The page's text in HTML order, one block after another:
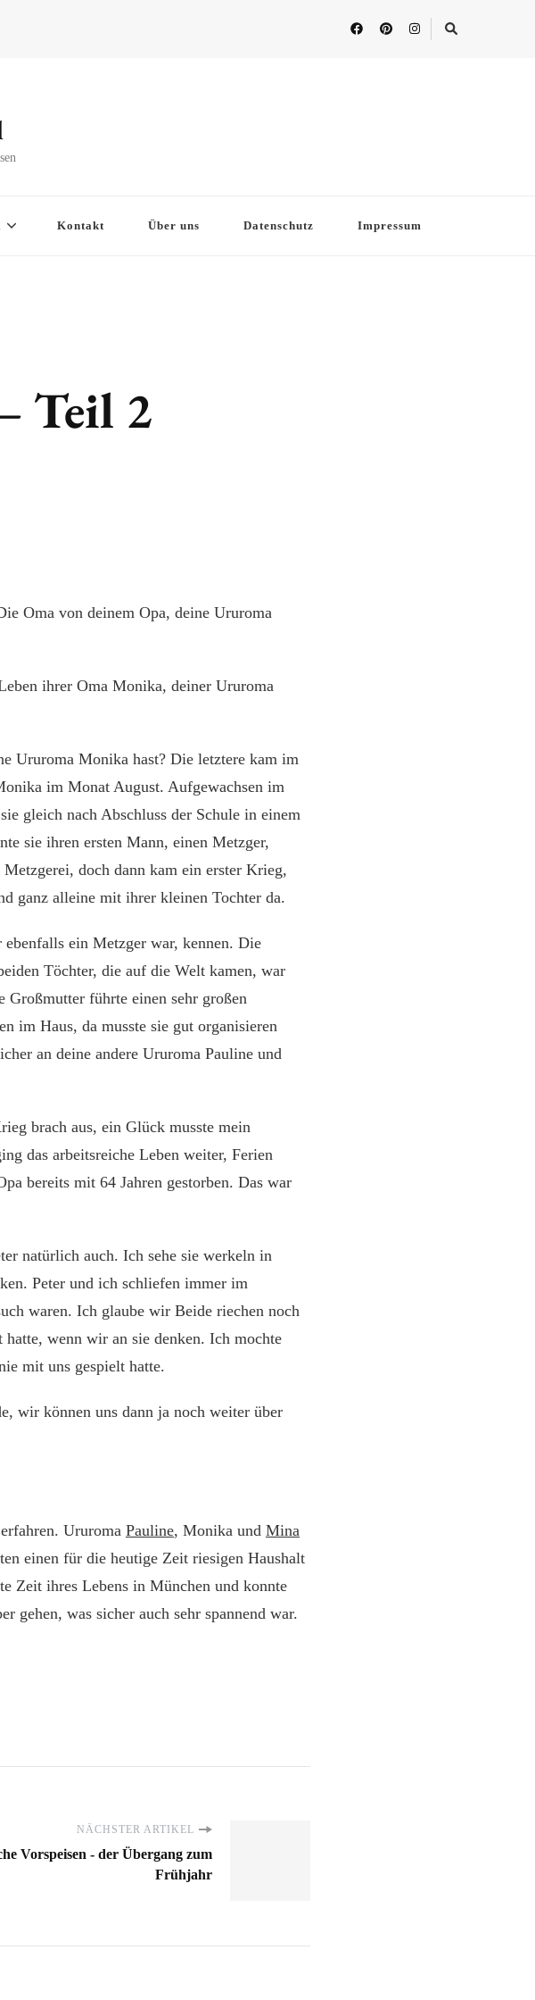
Kontakt Über uns Datenschutz Impressum
Teil 2
Oma von deinem Opa, deine Ururoma
ihrer Oma Monika, deiner Ururoma
Ururoma Monika hast? Die letztere kam im
im Monat August. Aufgewachsen im
gleich nach Abschluss der Schule in einem
sie ihren ersten Mann, einen Metzger,
doch dann kam ein erster Krieg,
ganz alleine mit ihrer kleinen Tochter da.
ein Metzger war, kennen. Die
Töchter, die auf die Welt kamen, war
führte einen sehr großen
im Haus, da musste sie gut organisieren
an deine andere Ururoma Pauline und
brach aus, ein Glück musste mein
das arbeitsreiche Leben weiter, Ferien
bereits mit 64 Jahren gestorben. Das war
natürlich auch. Ich sehe sie werkeln in
Peter und ich schliefen immer im
waren. Ich glaube wir Beide riechen noch
wenn wir an sie denken. Ich mochte
mit uns gespielt hatte.
wir können uns dann ja noch weiter über
Ururoma Pauline, Monika und Mina
einen für die heutige Zeit riesigen Haushalt
Zeit ihres Lebens in München und konnte
gehen, was sicher auch sehr spannend war.
NÄCHSTER ARTIKEL
Vorspeisen - der Übergang zum
Frühjahr